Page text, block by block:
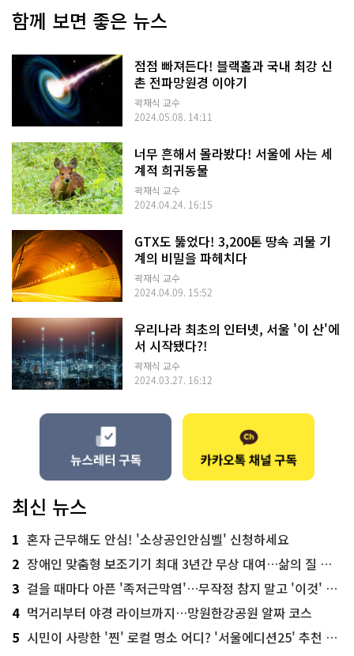
함께 보면 좋은 뉴스
점점 빠져든다! 블랙홀과 국내 최강 신
촌 전파망원경 이야기
곽재식 교수
2024.05.08. 14:11
너무 흔해서 몰라봤다! 서울에 사는 세
계적 희귀동물
곽재식 교수
2024.04.24. 16:15
GTX도 뚫었다! 3,200톤 땅속 괴물 기
계의 비밀을 파헤치다
곽재식 교수
2024.04.09. 15:52
우리나라 최초의 인터넷, 서울 '이 산'에
서 시작됐다?!
곽재식 교수
2024.03.27. 16:12
최신 뉴스
1 혼자 근무해도 안심! '소상공인안심벨' 신청하세요
2 장애인 맞춤형 보조기기 최대 3년간 무상 대여…삶의 질 높인다
3 걸을 때마다 아픈 '족저근막염'…무작정 참지 말고 '이것' 해보세요!
4 먹거리부터 야경 라이브까지…망원한강공원 알짜 코스
5 시민이 사랑한 '찐' 로컬 명소 어디? '서울에디션25' 추천 코스